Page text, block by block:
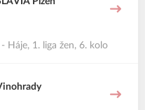
Háje, 1. liga žen, 6. kolo